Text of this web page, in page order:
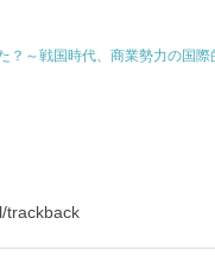
～戦国時代、商業勢力の国際
trackback